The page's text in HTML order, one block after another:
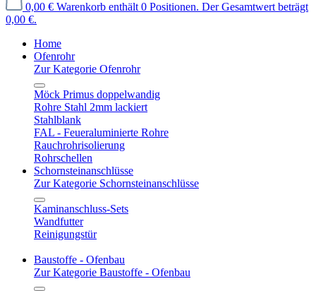
0,00 € Warenkorb enthält 0 Positionen. Der Gesamtwert beträgt
0,00 €.
Home
Ofenrohr
Zur Kategorie Ofenrohr
Möck Primus doppelwandig
Rohre Stahl 2mm lackiert
Stahlblank
FAL - Feueraluminierte Rohre
Rauchrohrisolierung
Rohrschellen
Schornsteinanschlüsse
Zur Kategorie Schornsteinanschlüsse
Kaminanschluss-Sets
Wandfutter
Reinigungstür
Baustoffe - Ofenbau
Zur Kategorie Baustoffe - Ofenbau